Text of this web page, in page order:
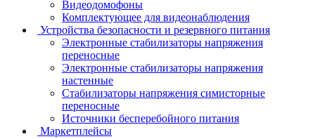
Видеодомофоны
Комплектующее для видеонаблюдения
Устройства безопасности и резервного питания
Электронные стабилизаторы напряжения
переносные
Электронные стабилизаторы напряжения
настенные
Стабилизаторы напряжения симисторные
переносные
Источники бесперебойного питания
Маркетплейсы